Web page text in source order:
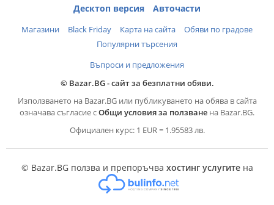
Десктоп версия
Авточасти
Магазини Black Friday Карта на сайта
Обяви по градове
Популярни търсения
Въпроси и предложения
© Bazar.BG - сайт за безплатни обяви.
Използването на Bazar.BG или публикуването на обява в сайта
означава съгласие сОбщи условия за ползване на Bazar.BG.
Официален курс: 1 EUR = 1.95583 лв.
© Bazar.BG ползва и препоръчва хостинг услугитена